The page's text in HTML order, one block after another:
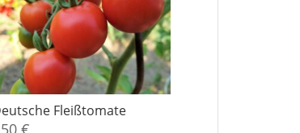
Fleißtomate
€